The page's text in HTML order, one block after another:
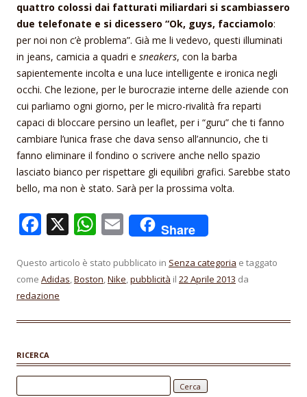
quattro colossi dai fatturati miliardari si scambiassero
due telefonate e si dicessero “Ok, guys, facciamolo:
per noi non c’è problema”. Già me li vedevo, questi illuminati
in jeans, camicia a quadri e sneakers, con la barba
sapientemente incolta e una luce intelligente e ironica negli
occhi. Che lezione, per le burocrazie interne delle aziende con
cui parliamo ogni giorno, per le micro-rivalità fra reparti
capaci di bloccare persino un leaflet, per i “guru” che ti fanno
cambiare l’unica frase che dava senso all’annuncio, che ti
fanno eliminare il fondino o scrivere anche nello spazio
lasciato bianco per rispettare gli equilibri grafici. Sarebbe stato
bello, ma non è stato. Sarà per la prossima volta.
F
e
b
k
X W
at
s
p
E
m
ai
l
Share
Questo articolo è stato pubblicato in Senza categoria e taggato
come Adidas,Boston,Nike,pubblicità il 22 Aprile 2013 da
redazione
RICERCA